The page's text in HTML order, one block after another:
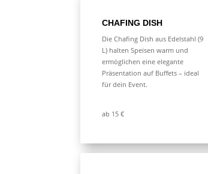
CHAFING DISH
Die Chafing Dish aus Edelstahl (9
L) halten Speisen warm und
ermöglichen eine elegante
Präsentation auf Buffets – ideal
für dein Event.
ab 15 €